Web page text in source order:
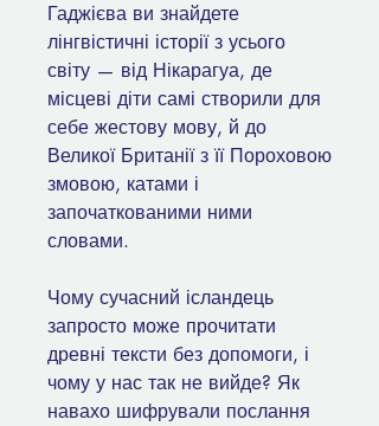
Гаджієва ви знайдете
лінгвістичні історії з усього
світу — від Нікарагуа, де
місцеві діти самі створили для
себе жестову мову, й до
Великої Британії з її Пороховою
змовою, катами і
започаткованими ними
словами.
Чому сучасний ісландець
запросто може прочитати
древні тексти без допомоги, і
чому у нас так не вийде? Як
навахо шифрували послання